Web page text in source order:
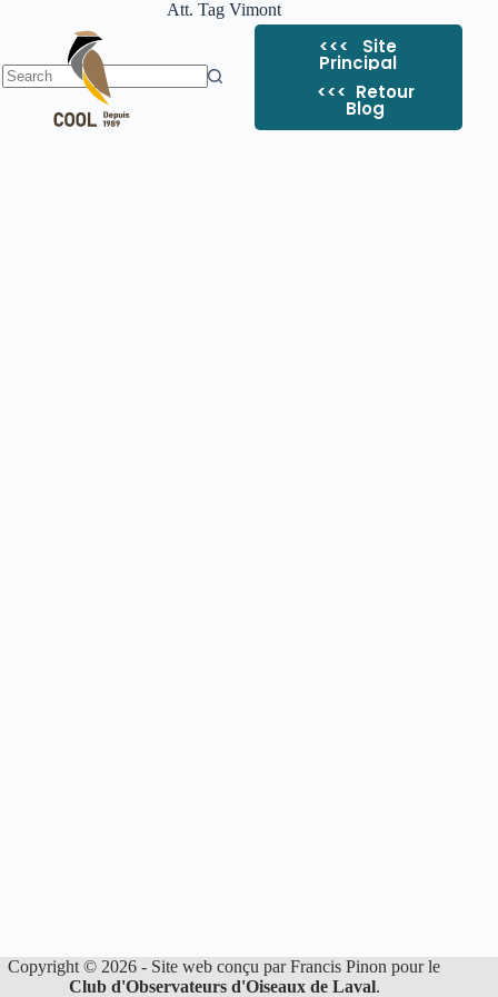
<<< Site
Principal
<<< ​ Retour
Blog
Att. Tag Vimont
Copyright © 2026 - Site web conçu par Francis Pinon pour le
Club d'Observateurs d'Oiseaux de Laval.